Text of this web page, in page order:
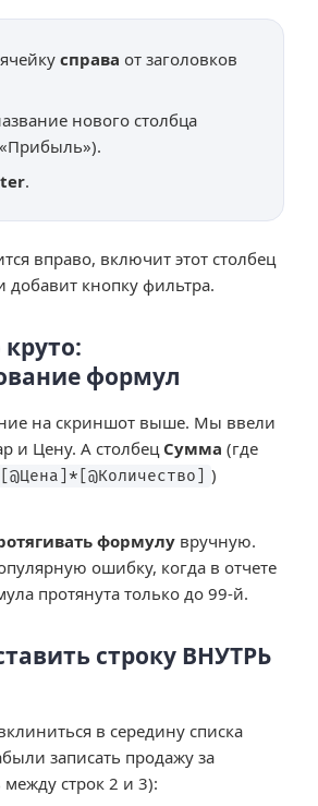
справа от заголовков
нового столбца
.
вправо, включит этот столбец
добавит кнопку фильтра.
формул
на скриншот выше. Мы ввели
и Цену. А столбец Сумма (где
)
формулу вручную.
ошибку, когда в отчете
протянута только до 99-й.
строку ВНУТРЬ
в середину списка
записать продажу за
строк 2 и 3):